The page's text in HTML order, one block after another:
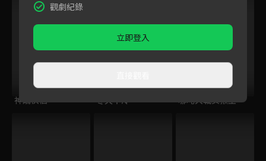
神鵰俠侶 冬天不冷 哪吒大戰美猴王
觀劇紀錄
立即登入